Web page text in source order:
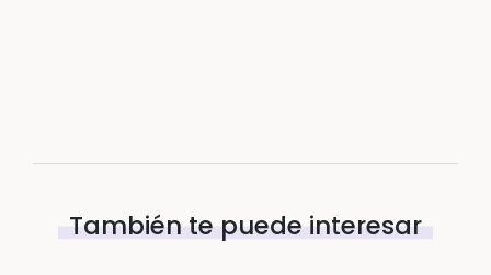
También te puede interesar